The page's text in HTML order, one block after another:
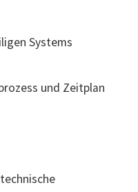
Systems
und Zeitplan